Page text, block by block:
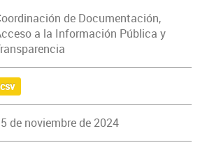
de Documentación,
a la Información Pública y
csv
de noviembre de 2024